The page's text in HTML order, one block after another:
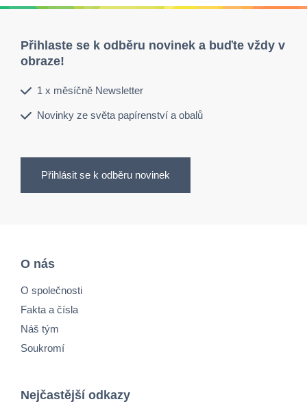
Přihlaste se k odběru novinek a buďte vždy v
obraze!
1 x měsíčně Newsletter
Novinky ze světa papírenství a obalů
Přihlásit se k odběru novinek
O nás
O společnosti
Fakta a čísla
Náš tým
Soukromí
Nejčastější odkazy